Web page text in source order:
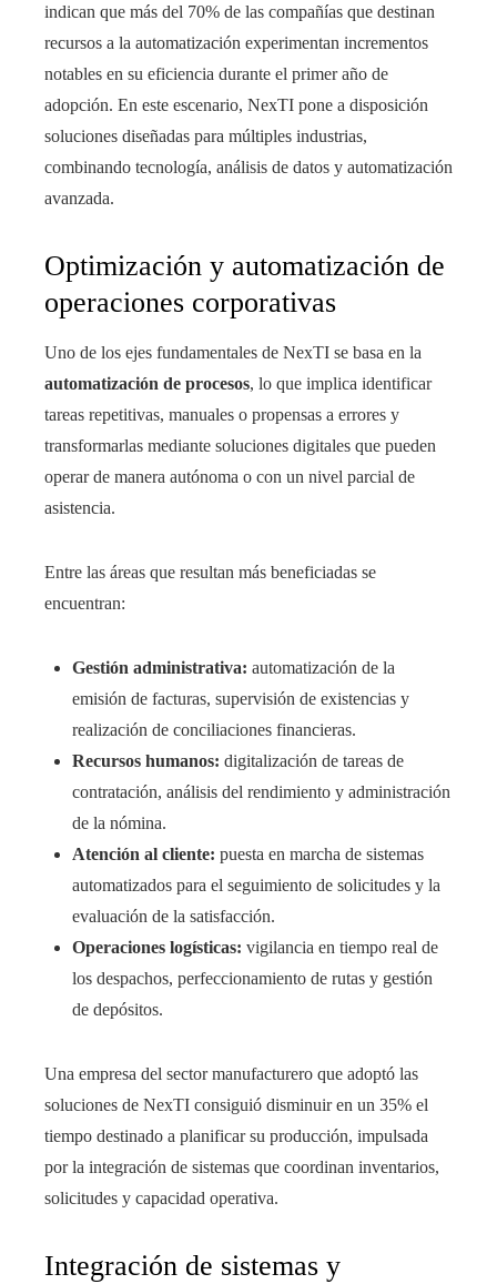
indican que más del 70% de las compañías que destinan
recursos a la automatización experimentan incrementos
notables en su eficiencia durante el primer año de
adopción. En este escenario, NexTI pone a disposición
soluciones diseñadas para múltiples industrias,
combinando tecnología, análisis de datos y automatización
avanzada.
Optimización y automatización de
operaciones corporativas
Uno de los ejes fundamentales de NexTI se basa en la
automatización de procesos, lo que implica identificar
tareas repetitivas, manuales o propensas a errores y
transformarlas mediante soluciones digitales que pueden
operar de manera autónoma o con un nivel parcial de
asistencia.
Entre las áreas que resultan más beneficiadas se
encuentran:
Gestión administrativa: automatización de la
emisión de facturas, supervisión de existencias y
realización de conciliaciones financieras.
Recursos humanos: digitalización de tareas de
contratación, análisis del rendimiento y administración
de la nómina.
Atención al cliente: puesta en marcha de sistemas
automatizados para el seguimiento de solicitudes y la
evaluación de la satisfacción.
Operaciones logísticas: vigilancia en tiempo real de
los despachos, perfeccionamiento de rutas y gestión
de depósitos.
Una empresa del sector manufacturero que adoptó las
soluciones de NexTI consiguió disminuir en un 35% el
tiempo destinado a planificar su producción, impulsada
por la integración de sistemas que coordinan inventarios,
solicitudes y capacidad operativa.
Integración de sistemas y